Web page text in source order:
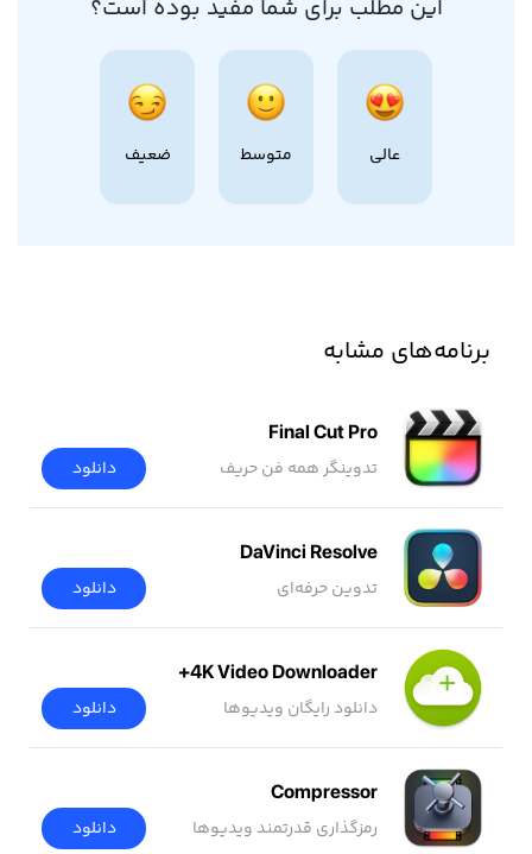
این مطلب برای شما مفید بوده است؟
عالی متوسط ضعیف
برنامه‌های مشابه
Final Cut Pro
تدوینگر همه فن حریف دانلود
DaVinci Resolve
تدوین حرفه‌ای دانلود
4K Video Downloader+
دانلود رایگان ویدیوها دانلود
Compressor
رمزگذاری قدرتمند ویدیوها دانلود